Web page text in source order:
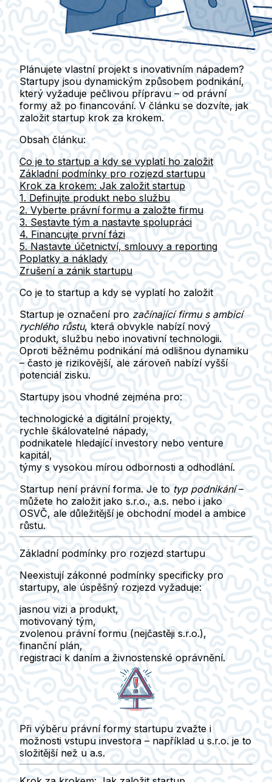
Plánujete vlastní projekt s inovativním nápadem?
Startupy jsou dynamickým způsobem podnikání,
který vyžaduje pečlivou přípravu – od právní
formy až po financování. V článku se dozvíte, jak
založit startup krok za krokem.
Obsah článku:
Co je to startup a kdy se vyplatí ho založit
Základní podmínky pro rozjezd startupu
Krok za krokem: Jak založit startup
1. Definujte produkt nebo službu
2. Vyberte právní formu a založte firmu
3. Sestavte tým a nastavte spolupráci
4. Financujte první fázi
5. Nastavte účetnictví, smlouvy a reporting
Poplatky a náklady
Zrušení a zánik startupu
Co je to startup a kdy se vyplatí ho založit
Startup je označení pro začínající firmu s ambicí
rychlého růstu, která obvykle nabízí nový
produkt, službu nebo inovativní technologii.
Oproti běžnému podnikání má odlišnou dynamiku
– často je rizikovější, ale zároveň nabízí vyšší
potenciál zisku.
Startupy jsou vhodné zejména pro:
technologické a digitální projekty,
rychle škálovatelné nápady,
podnikatele hledající investory nebo venture
kapitál,
týmy s vysokou mírou odbornosti a odhodlání.
Startup není právní forma. Je to typ podnikání–
můžete ho založit jako s.r.o., a.s. nebo i jako
OSVČ, ale důležitější je obchodní model a ambice
růstu.
Základní podmínky pro rozjezd startupu
Neexistují zákonné podmínky specificky pro
startupy, ale úspěšný rozjezd vyžaduje:
jasnou vizi a produkt,
motivovaný tým,
zvolenou právní formu (nejčastěji s.r.o.),
finanční plán,
registraci k daním a živnostenské oprávnění.
Při výběru právní formy startupu zvažte i
možnosti vstupu investora – například u s.r.o. je to
složitější než u a.s.